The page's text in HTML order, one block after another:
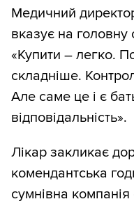
Медичний
вказує на головну
«Купити – легко.
складніше.
Але саме це і є
відповідальність».
Лікар закликає
комендантська
сумнівна